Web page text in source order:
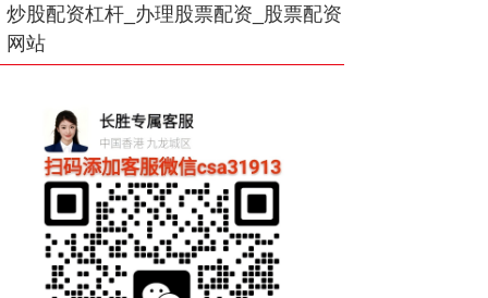
炒股配资杠杆_办理股票配资_股票配资
网站